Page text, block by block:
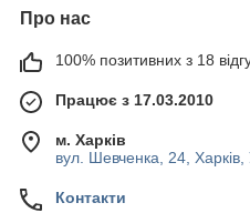
Про нас
100% позитивних з 18
Працює з 17.03.2010
м. Харків
вул. Шевченка, 24, Харків,
Контакти